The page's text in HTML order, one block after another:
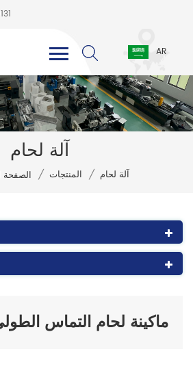
AR
آلة لحام
الصفحة / المنتجات / آلة لحام
ماكينة لحام التماس